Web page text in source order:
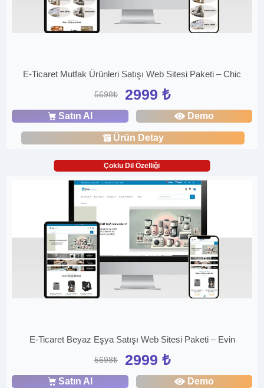
E-Ticaret Mutfak Ürünleri Satışı Web Sitesi Paketi – Chic
5698₺ 2999 ₺
Satın Al Demo
Ürün Detay
Çoklu Dil Özelliği
E-Ticaret Beyaz Eşya Satışı Web Sitesi Paketi – Evin
5698₺ 2999 ₺
Satın Al Demo